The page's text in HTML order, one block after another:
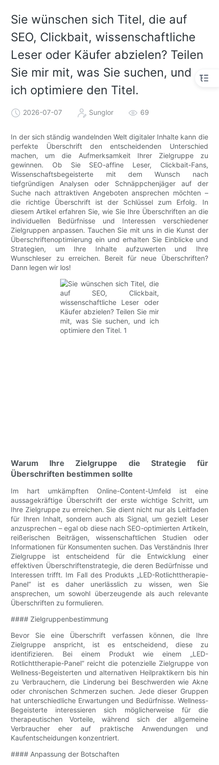
Sie wünschen sich Titel, die auf
SEO, Clickbait, wissenschaftliche
Leser oder Käufer abzielen? Teilen
Sie mir mit, was Sie suchen, und
ich optimiere den Titel.
2026-07-07 Sunglor 69
In der sich ständig wandelnden Welt digitaler Inhalte kann die
perfekte Überschrift den entscheidenden Unterschied
machen, um die Aufmerksamkeit Ihrer Zielgruppe zu
gewinnen. Ob Sie SEO-affine Leser, Clickbait-Fans,
Wissenschaftsbegeisterte mit dem Wunsch nach
tiefgründigen Analysen oder Schnäppchenjäger auf der
Suche nach attraktiven Angeboten ansprechen möchten –
die richtige Überschrift ist der Schlüssel zum Erfolg. In
diesem Artikel erfahren Sie, wie Sie Ihre Überschriften an die
individuellen Bedürfnisse und Interessen verschiedener
Zielgruppen anpassen. Tauchen Sie mit uns in die Kunst der
Überschriftenoptimierung ein und erhalten Sie Einblicke und
Strategien, um Ihre Inhalte aufzuwerten und Ihre
Wunschleser zu erreichen. Bereit für neue Überschriften?
Dann legen wir los!
Warum Ihre Zielgruppe die Strategie für
Überschriften bestimmen sollte
Im hart umkämpften Online-Content-Umfeld ist eine
aussagekräftige Überschrift der erste wichtige Schritt, um
Ihre Zielgruppe zu erreichen. Sie dient nicht nur als Leitfaden
für Ihren Inhalt, sondern auch als Signal, um gezielt Leser
anzusprechen – egal ob diese nach SEO-optimierten Artikeln,
reißerischen Beiträgen, wissenschaftlichen Studien oder
Informationen für Konsumenten suchen. Das Verständnis Ihrer
Zielgruppe ist entscheidend für die Entwicklung einer
effektiven Überschriftenstrategie, die deren Bedürfnisse und
Interessen trifft. Im Fall des Produkts „LED-Rotlichttherapie-
Panel“ ist es daher unerlässlich zu wissen, wen Sie
ansprechen, um sowohl überzeugende als auch relevante
Überschriften zu formulieren.
#### Zielgruppenbestimmung
Bevor Sie eine Überschrift verfassen können, die Ihre
Zielgruppe anspricht, ist es entscheidend, diese zu
identifizieren. Bei einem Produkt wie einem „LED-
Rotlichttherapie-Panel“ reicht die potenzielle Zielgruppe von
Wellness-Begeisterten und alternativen Heilpraktikern bis hin
zu Verbrauchern, die Linderung bei Beschwerden wie Akne
oder chronischen Schmerzen suchen. Jede dieser Gruppen
hat unterschiedliche Erwartungen und Bedürfnisse. Wellness-
Begeisterte interessieren sich möglicherweise für die
therapeutischen Vorteile, während sich der allgemeine
Verbraucher eher auf praktische Anwendungen und
Kaufentscheidungen konzentriert.
#### Anpassung der Botschaften